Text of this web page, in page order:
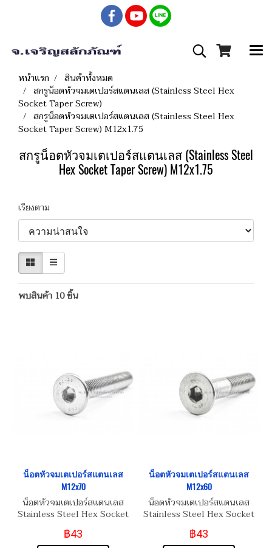
หน้าแรก
สินค้าทั้งหมด
สกรูน็อตหัวจมเตเปอร์สแตนเลส (Stainless Steel Hex
Socket Taper Screw)
สกรูน็อตหัวจมเตเปอร์สแตนเลส (Stainless Steel Hex
Socket Taper Screw) M12x1.75
สกรูน็อตหัวจมเตเปอร์สแตนเลส (Stainless Steel
Hex Socket Taper Screw) M12x1.75
เรียงตาม
พบสินค้า 10 ชิ้น
น็อตหัวจมเตเปอร์สแตนเลส
M12x70
น็อตหัวจมเตเปอร์สแตนเลส
Stainless Steel Hex Socket
Taper Head Screw M12x70
฿43
น็อตหัวจมเตเปอร์สแตนเลส
M12x60
น็อตหัวจมเตเปอร์สแตนเลส
Stainless Steel Hex Socket
Taper Head Screw M12x60
฿43